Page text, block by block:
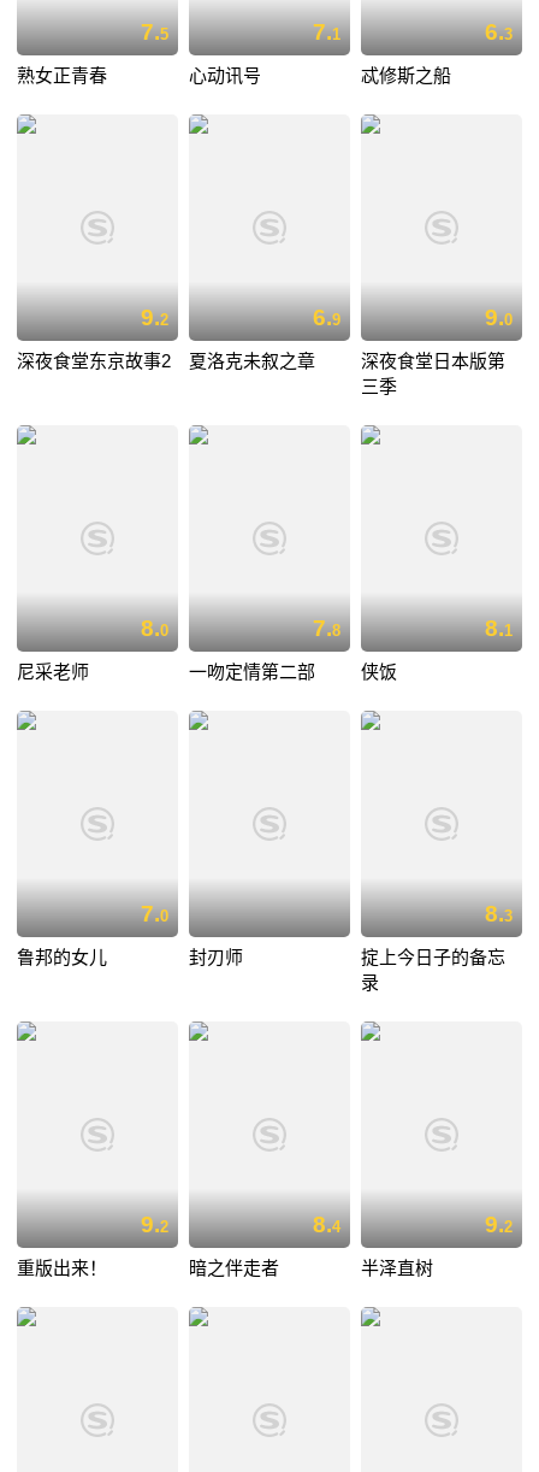
7.5
熟女正青春
7.1
心动讯号
6.3
忒修斯之船
9.2
深夜食堂东京故事2
6.9
夏洛克未叙之章
9.0
深夜食堂日本版第
三季
8.0
尼采老师
7.8
一吻定情第二部
8.1
侠饭
7.0
鲁邦的女儿 封刃师
8.3
掟上今日子的备忘
录
9.2
重版出来！
8.4
暗之伴走者
9.2
半泽直树